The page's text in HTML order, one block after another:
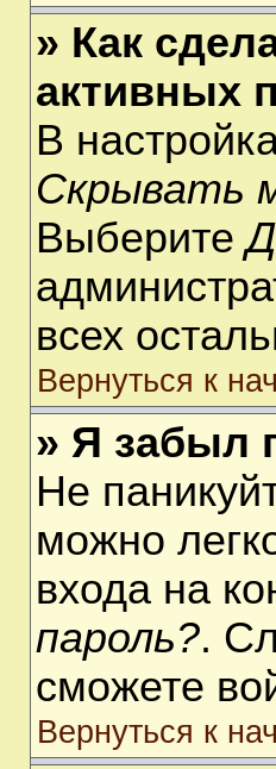
» Как
активных
В
Скрывать
Выберите
всех
Вернуться к
» Я забыл
Не
можно
входа на
пароль?.
сможете
Вернуться к